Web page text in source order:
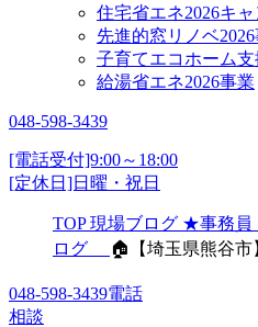
住宅省エネ2026キ
先進的窓リノベ
子育てエコホーム支
給湯省エネ2026事業
048-598-3439
[電話受付]9:00～18:00
[定休日]日曜・祝日
TOP 現場ブログ ★事務員
ログ
🏠【埼玉県熊谷市
048-598-3439電話
相談